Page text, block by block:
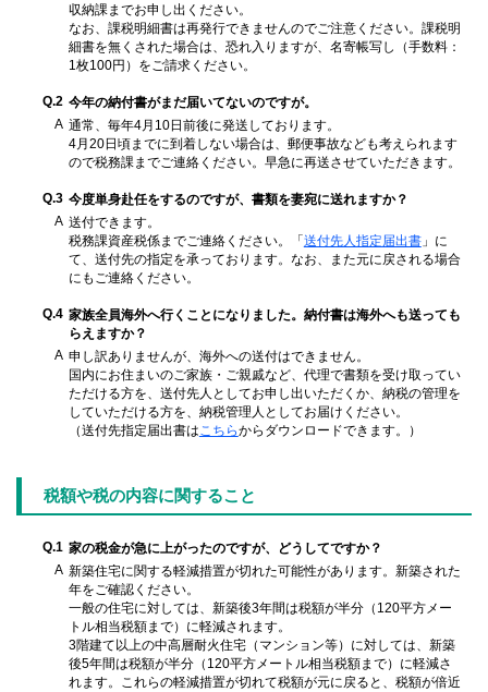
収納課までお申し出ください。
なお、課税明細書は再発行できませんのでご注意ください。課税明
細書を無くされた場合は、恐れ入りますが、名寄帳写し（手数料：
1枚100円）をご請求ください。
Q.2 今年の納付書がまだ届いてないのですが。
A 通常、毎年4月10日前後に発送しております。
4月20日頃までに到着しない場合は、郵便事故なども考えられます
ので税務課までご連絡ください。早急に再送させていただきます。
Q.3 今度単身赴任をするのですが、書類を妻宛に送れますか？
A 送付できます。
税務課資産税係までご連絡ください。「送付先人指定届出書」に
て、送付先の指定を承っております。なお、また元に戻される場合
にもご連絡ください。
Q.4 家族全員海外へ行くことになりました。納付書は海外へも送っても
らえますか？
A 申し訳ありませんが、海外への送付はできません。
国内にお住まいのご家族・ご親戚など、代理で書類を受け取ってい
ただける方を、送付先人としてお申し出いただくか、納税の管理を
していただける方を、納税管理人としてお届けください。
（送付先指定届出書は こちらからダウンロードできます。）
税額や税の内容に関すること
Q.1 家の税金が急に上がったのですが、どうしてですか？
A 新築住宅に関する軽減措置が切れた可能性があります。新築された
年をご確認ください。
一般の住宅に対しては、新築後3年間は税額が半分（120平方メー
トル相当税額まで）に軽減されます。
3階建て以上の中高層耐火住宅（マンション等）に対しては、新築
後5年間は税額が半分（120平方メートル相当税額まで）に軽減さ
れます。これらの軽減措置が切れて税額が元に戻ると、税額が倍近